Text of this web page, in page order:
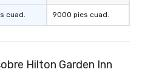
cuad. 9000 pies cuad.
Hilton Garden Inn